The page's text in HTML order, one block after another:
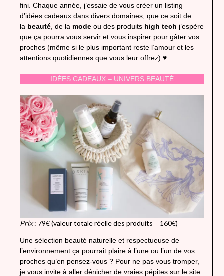
fini. Chaque année, j’essaie de vous créer un listing
d’idées cadeaux dans divers domaines, que ce soit de
la beauté, de la modeou des produits high tech j’espère
que ça pourra vous servir et vous inspirer pour gâter vos
proches (même si le plus important reste l’amour et les
attentions quotidiennes que vous leur offrez) ♥
IDÉES CADEAUX – UNIVERS BEAUTÉ
Prix: 79€ (valeur totale réelle des produits = 160€)
Une sélection beauté naturelle et respectueuse de
l’environnement ça pourrait plaire à l’une ou l’un de vos
proches qu’en pensez-vous ? Pour ne pas vous tromper,
je vous invite à aller dénicher de vraies pépites sur le site